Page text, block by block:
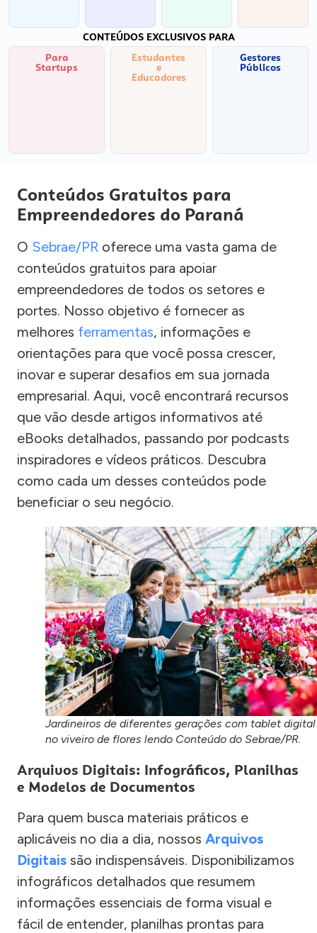
CONTEÚDOS EXCLUSIVOS PARA
Para
Startups
Estudantes
e
Educadores
Gestores
Públicos
Conteúdos Gratuitos para
Empreendedores do Paraná
O Sebrae/PR oferece uma vasta gama de
conteúdos gratuitos para apoiar
empreendedores de todos os setores e
portes. Nosso objetivo é fornecer as
melhores ferramentas, informações e
orientações para que você possa crescer,
inovar e superar desafios em sua jornada
empresarial. Aqui, você encontrará recursos
que vão desde artigos informativos até
eBooks detalhados, passando por podcasts
inspiradores e vídeos práticos. Descubra
como cada um desses conteúdos pode
beneficiar o seu negócio.
Jardineiros de diferentes gerações com tablet digital
no viveiro de flores lendo Conteúdo do Sebrae/PR.
Arquivos Digitais: Infográficos, Planilhas
e Modelos de Documentos
Para quem busca materiais práticos e
aplicáveis no dia a dia, nossos Arquivos
Digitais são indispensáveis. Disponibilizamos
infográficos detalhados que resumem
informações essenciais de forma visual e
fácil de entender, planilhas prontas para